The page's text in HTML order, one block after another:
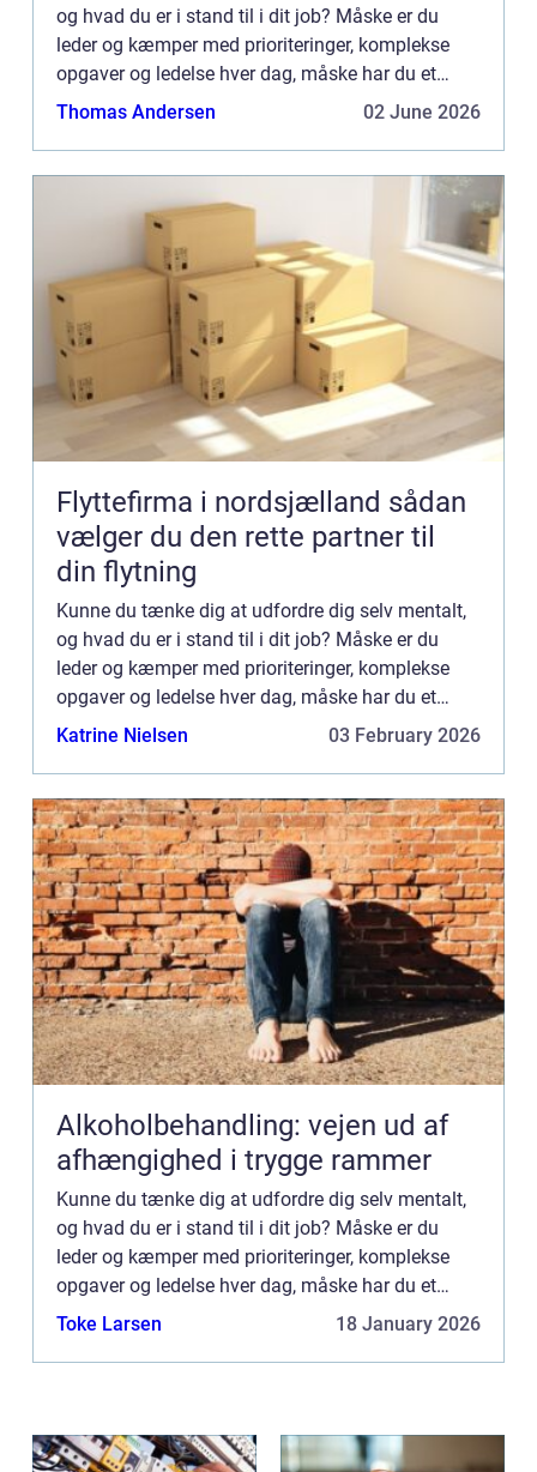
og hvad du er i stand til i dit job? Måske er du
leder og kæmper med prioriteringer, komplekse
opgaver og ledelse hver dag, måske har du et
krævende job, eller du ønsker at blive dygtigere og
Thomas Andersen 02 June 2026
Flyttefirma i nordsjælland sådan
vælger du den rette partner til
din flytning
Kunne du tænke dig at udfordre dig selv mentalt,
og hvad du er i stand til i dit job? Måske er du
leder og kæmper med prioriteringer, komplekse
opgaver og ledelse hver dag, måske har du et
krævende job, eller du ønsker at blive dygtigere og
Katrine Nielsen 03 February 2026
Alkoholbehandling: vejen ud af
afhængighed i trygge rammer
Kunne du tænke dig at udfordre dig selv mentalt,
og hvad du er i stand til i dit job? Måske er du
leder og kæmper med prioriteringer, komplekse
opgaver og ledelse hver dag, måske har du et
krævende job, eller du ønsker at blive dygtigere og
Toke Larsen 18 January 2026